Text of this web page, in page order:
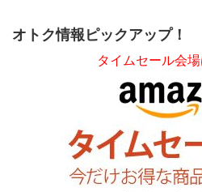
オトク情報ピックアップ！
タイムセール会場